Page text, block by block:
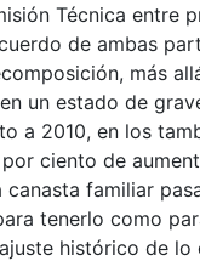
Técnica entre
de ambas
más
un estado de
a 2010, en los
ciento de
familiar
tenerlo como
histórico de lo